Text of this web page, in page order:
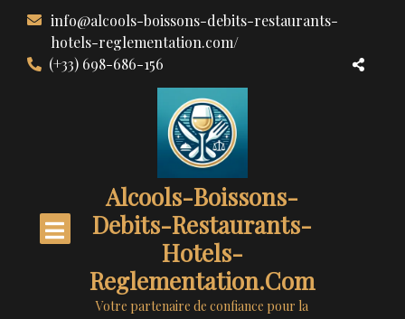
contenu
info@alcools-boissons-debits-restaurants-
hotels-reglementation.com/
(+33) 698-686-156
Alcools-Boissons-
Debits-Restaurants-
Hotels-
Reglementation.com
Votre partenaire de confiance pour la